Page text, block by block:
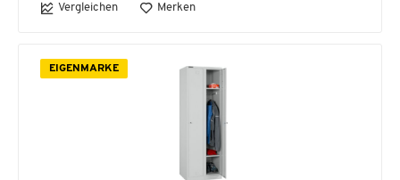
Vergleichen Merken
EIGENMARKE